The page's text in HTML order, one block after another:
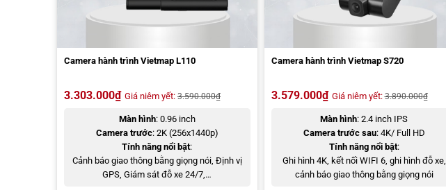
Camera hành trình Vietmap L110
3.303.000₫ Giá niêm yết: 3.590.000₫
Màn hình: 0.96 inch
Camera trước: 2K (256x1440p)
Tính năng nổi bật:
Cảnh báo giao thông bằng giọng nói, Định vị
GPS, Giám sát đỗ xe 24/7,…
Camera hành trình Vietmap S720
3.579.000₫ Giá niêm yết:3.890.000₫
Màn hình: 2.4 inch IPS
Camera trước sau: 4K/ Full HD
Tính năng nổi bật:
Ghi hình 4K, kết nối WIFI 6, ghi hình đỗ xe,
cảnh báo giao thông bằng giọng nói